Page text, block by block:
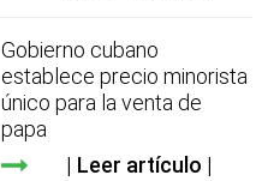
Gobierno cubano
establece precio minorista
único para la venta de
papa
Leer artículo